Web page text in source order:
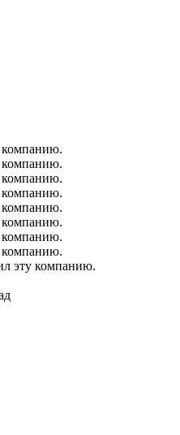
компанию.
компанию.
компанию.
компанию.
компанию.
компанию.
компанию.
компанию.
эту компанию.